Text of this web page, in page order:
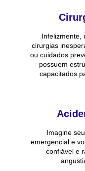
Infelizmente,
cirurgias
ou cuidados
possuem
capacitados
Imagine
emergencial e
confiável e